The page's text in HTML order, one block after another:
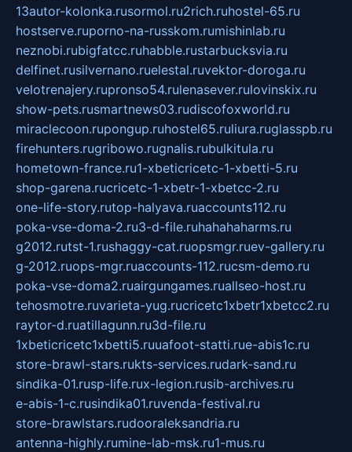
13autor-kolonka.rusormol.ru2rich.ruhostel-65.ru
hostserve.ruporno-na-russkom.rumishinlab.ru
neznobi.rubigfatcc.ruhabble.rustarbucksvia.ru
delfinet.rusilvernano.ruelestal.ruvektor-doroga.ru
velotrenajery.rupronso54.rulenasever.rulovinskix.ru
show-pets.rusmartnews03.rudiscofoxworld.ru
miraclecoon.rupongup.ruhostel65.ruliura.ruglasspb.ru
firehunters.rugribowo.rugnalis.rubulkitula.ru
hometown-france.ru1-xbeticricetc-1-xbetti-5.ru
shop-garena.rucricetc-1-xbetr-1-xbetcc-2.ru
one-life-story.rutop-halyava.ruaccounts112.ru
poka-vse-doma-2.ru3-d-file.ruhahahaharms.ru
g2012.rutst-1.rushaggy-cat.ruopsmgr.ruev-gallery.ru
g-2012.ruops-mgr.ruaccounts-112.rucsm-demo.ru
poka-vse-doma2.ruairgungames.ruallseo-host.ru
tehosmotre.ruvarieta-yug.rucricetc1xbetr1xbetcc2.ru
raytor-d.ruatillagunn.ru3d-file.ru
1xbeticricetc1xbetti5.ruuafoot-statti.rue-abis1c.ru
store-brawl-stars.rukts-services.rudark-sand.ru
sindika-01.rusp-life.rux-legion.rusib-archives.ru
e-abis-1-c.rusindika01.ruvenda-festival.ru
store-brawlstars.rudooraleksandria.ru
antenna-highly.rumine-lab-msk.ru1-mus.ru